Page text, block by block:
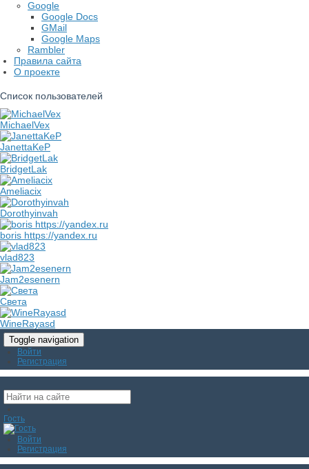
Google
Google Docs
GMail
Google Maps
Rambler
Правила сайта
О проекте
Список пользователей
MichaelVex
JanettaKeP
BridgetLak
Ameliacix
Dorothyinvah
boris https://yandex.ru
vlad823
Jam2esenern
Света
WineRayasd
Toggle navigation
Войти
Регистрация
Гость
Войти
Регистрация